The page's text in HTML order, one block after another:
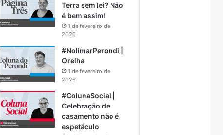
Terra sem lei? Não
é bem assim!
1 de fevereiro de
2026
#NolimarPerondi |
Orelha
1 de fevereiro de
2026
#ColunaSocial |
Celebração de
casamento não é
espetáculo